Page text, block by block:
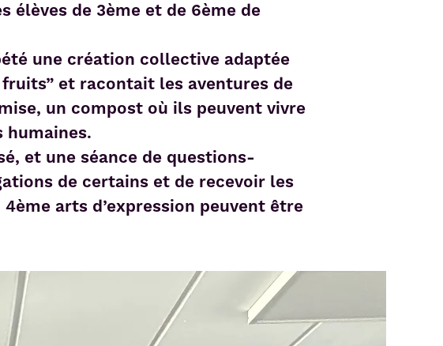
élèves de 3ème et de 6ème de
une création collective adaptée
fruits” et racontait les aventures de
un compost où ils peuvent vivre
humaines.
et une séance de questions-
de certains et de recevoir les
arts d’expression peuvent être